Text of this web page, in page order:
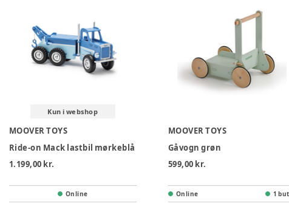
Kun i webshop
MOOVER TOYS
Ride-on Mack lastbil mørkeblå
1.199,00 kr.
Online
MOOVER TOYS
Gåvogn grøn
599,00 kr.
Online 1